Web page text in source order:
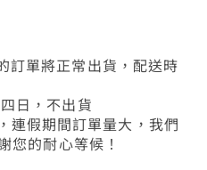
訂單將正常出貨，配送時
日，不出貨
連假期間訂單量大，我們
您的耐心等候！